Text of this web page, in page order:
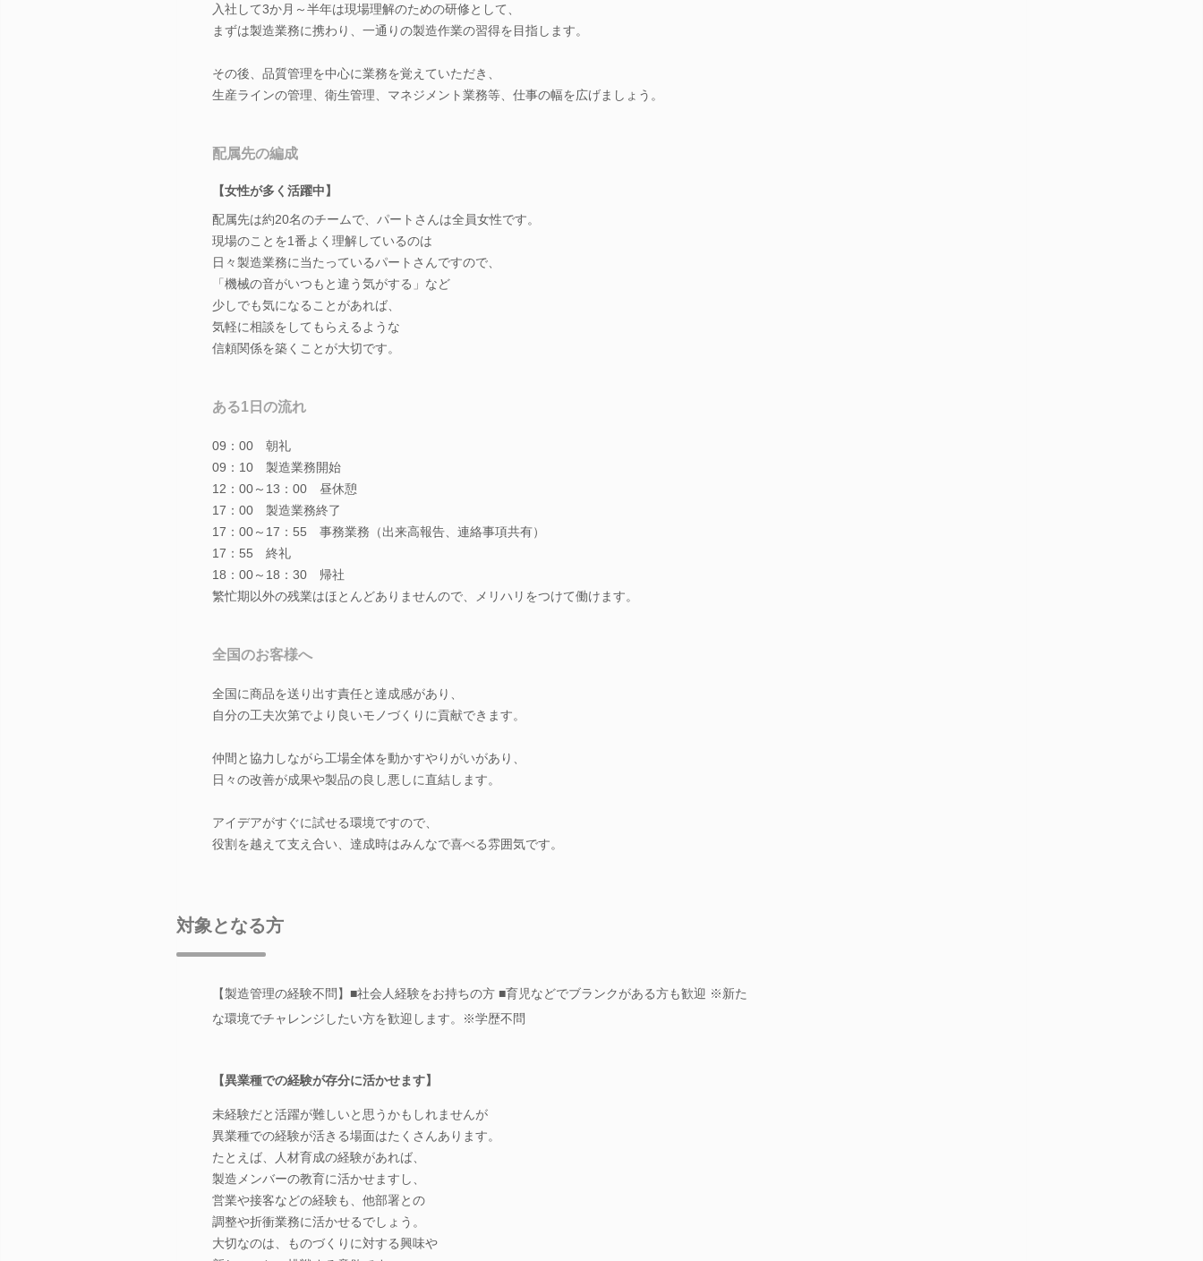
入社して3か月～半年は現場理解のための研修として、
まずは製造業務に携わり、一通りの製造作業の習得を目指します。
その後、品質管理を中心に業務を覚えていただき、
生産ラインの管理、衛生管理、マネジメント業務等、仕事の幅を広げましょう。
配属先の編成
【女性が多く活躍中】
配属先は約20名のチームで、パートさんは全員女性です。
現場のことを1番よく理解しているのは
日々製造業務に当たっているパートさんですので、
「機械の音がいつもと違う気がする」など
少しでも気になることがあれば、
気軽に相談をしてもらえるような
信頼関係を築くことが大切です。
ある1日の流れ
09：00 朝礼
09：10 製造業務開始
12：00～13：00 昼休憩
17：00 製造業務終了
17：00～17：55 事務業務（出来高報告、連絡事項共有）
17：55 終礼
18：00～18：30 帰社
繁忙期以外の残業はほとんどありませんので、メリハリをつけて働けます。
全国のお客様へ
全国に商品を送り出す責任と達成感があり、
自分の工夫次第でより良いモノづくりに貢献できます。
仲間と協力しながら工場全体を動かすやりがいがあり、
日々の改善が成果や製品の良し悪しに直結します。
アイデアがすぐに試せる環境ですので、
役割を越えて支え合い、達成時はみんなで喜べる雰囲気です。
対象となる方
【製造管理の経験不問】■社会人経験をお持ちの方 ■育児などでブランクがある方も歓迎 ※新た
な環境でチャレンジしたい方を歓迎します。※学歴不問
【異業種での経験が存分に活かせます】
未経験だと活躍が難しいと思うかもしれませんが
異業種での経験が活きる場面はたくさんあります。
たとえば、人材育成の経験があれば、
製造メンバーの教育に活かせますし、
営業や接客などの経験も、他部署との
調整や折衝業務に活かせるでしょう。
大切なのは、ものづくりに対する興味や